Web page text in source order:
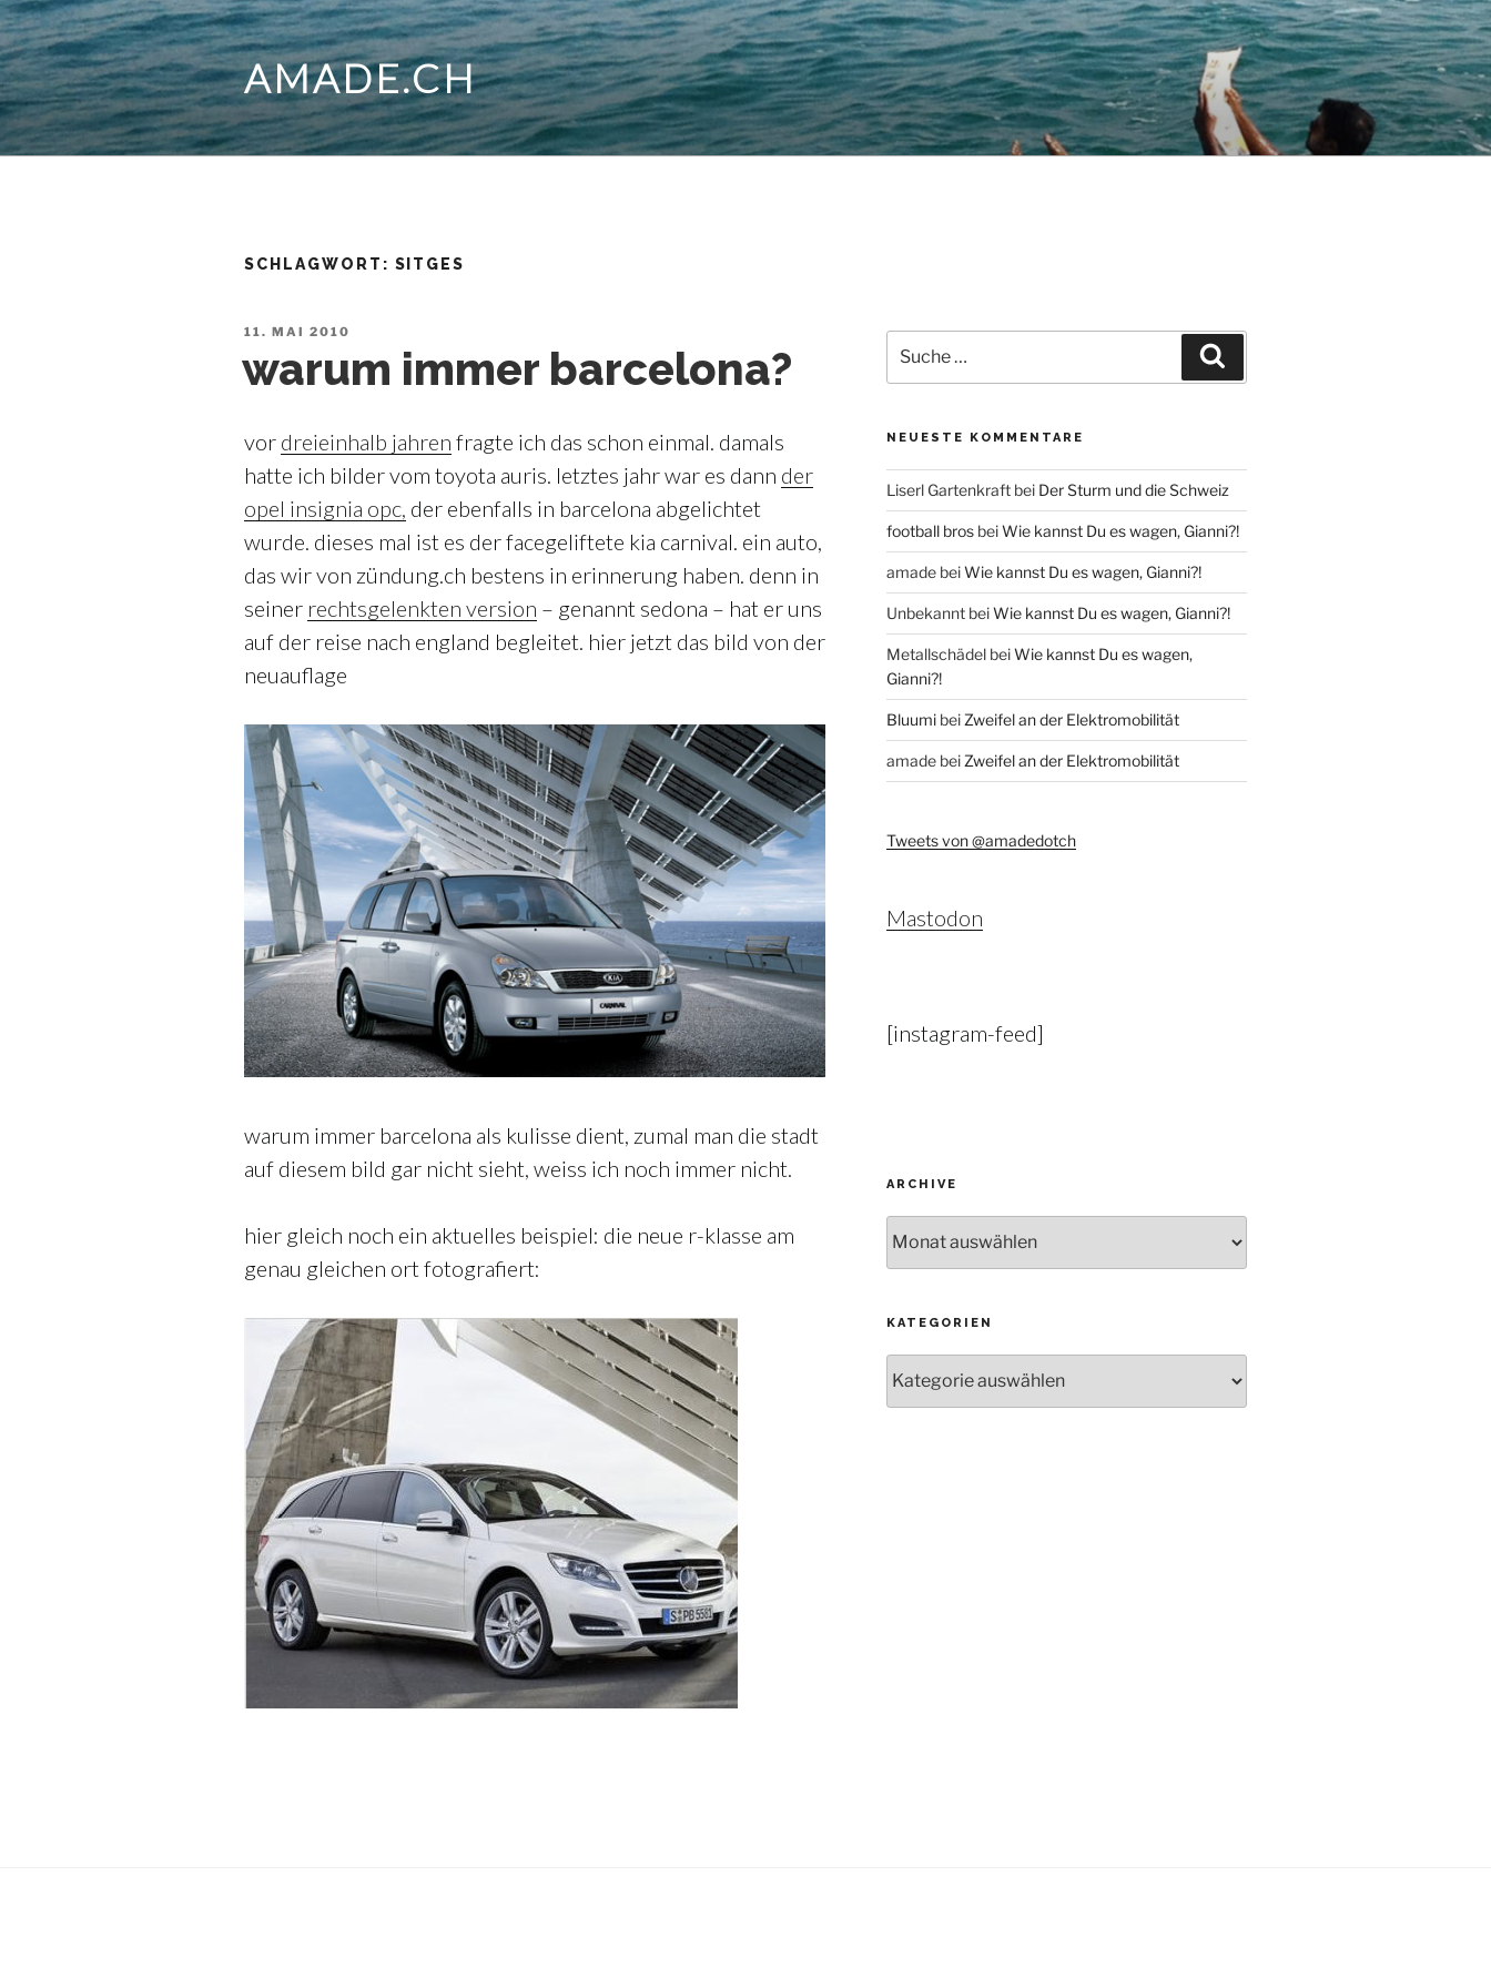
Zum
Inhalt
springen
AMADE.CH
SCHLAGWORT: SITGES
VERÖFFENTLICHT
11. MAI 2010
warum immer barcelona?
vor dreieinhalb jahren fragte ich das schon einmal. damals
hatte ich bilder vom toyota auris. letztes jahr war es dann der
opel insignia opc, der ebenfalls in barcelona abgelichtet
wurde. dieses mal ist es der facegeliftete kia carnival. ein auto,
das wir von zündung.ch bestens in erinnerung haben. denn in
seiner rechtsgelenkten version – genannt sedona – hat er uns
auf der reise nach england begleitet. hier jetzt das bild von der
neuauflage
warum immer barcelona als kulisse dient, zumal man die stadt
auf diesem bild gar nicht sieht, weiss ich noch immer nicht.
hier gleich noch ein aktuelles beispiel: die neue r-klasse am
genau gleichen ort fotografiert:
nach:
NEUESTE KOMMENTARE
Liserl Gartenkraftbei Der Sturm und die Schweiz
football brosbeiWie kannst Du es wagen, Gianni?!
amadebeiWie kannst Du es wagen, Gianni?!
UnbekanntbeiWie kannst Du es wagen, Gianni?!
MetallschädelbeiWie kannst Du es wagen,
Gianni?!
Bluumibei Zweifel an der Elektromobilität
amadebei Zweifel an der Elektromobilität
Tweets von @amadedotch
Mastodon
[instagram-feed]
ARCHIVE
KATEGORIEN